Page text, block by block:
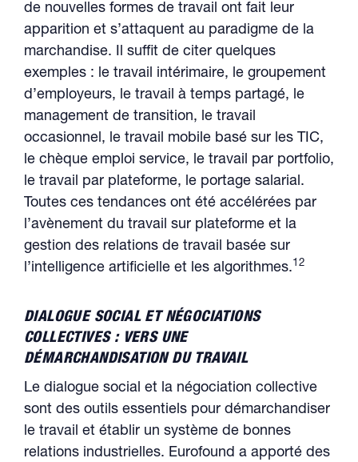
de nouvelles formes de travail ont fait leur
apparition et s’attaquent au paradigme de la
marchandise. Il suffit de citer quelques
exemples : le travail intérimaire, le groupement
d’employeurs, le travail à temps partagé, le
management de transition, le travail
occasionnel, le travail mobile basé sur les TIC,
le chèque emploi service, le travail par portfolio,
le travail par plateforme, le portage salarial.
Toutes ces tendances ont été accélérées par
l’avènement du travail sur plateforme et la
gestion des relations de travail basée sur
l’intelligence artificielle et les algorithmes.12
DIALOGUE SOCIAL ET NÉGOCIATIONS
COLLECTIVES : VERS UNE
DÉMARCHANDISATION DU TRAVAIL
Le dialogue social et la négociation collective
sont des outils essentiels pour démarchandiser
le travail et établir un système de bonnes
relations industrielles. Eurofound a apporté des